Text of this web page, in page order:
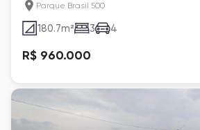
Parque Brasil 500
180.7m² 3 4
R$ 960.000